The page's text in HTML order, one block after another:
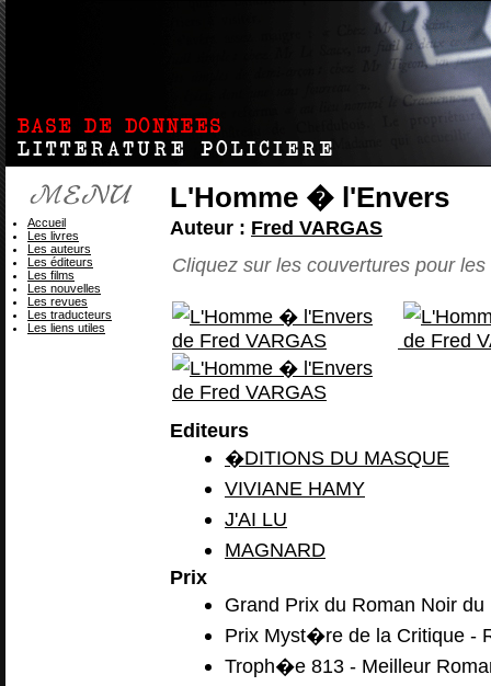
L'Homme � l'Envers
Auteur : Fred VARGAS
Cliquez sur les couvertures pour
Editeurs
�DITIONS DU MASQUE
VIVIANE HAMY
J'AI LU
MAGNARD
Prix
Grand Prix du Roman Noir
Prix Myst�re de la Critique -
Troph�e 813 - Meilleur
Accueil
Les livres
Les auteurs
Les éditeurs
Les films
Les nouvelles
Les revues
Les traducteurs
Les liens utiles